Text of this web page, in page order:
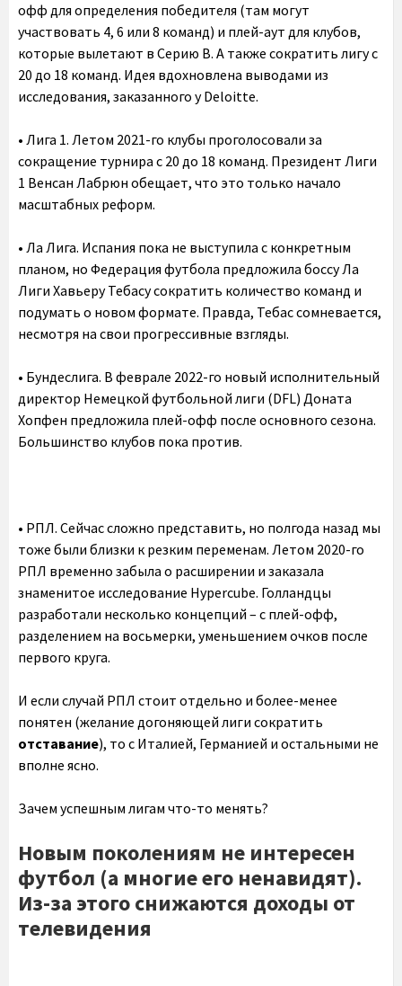
офф для определения победителя (там могут
участвовать 4, 6 или 8 команд) и плей-аут для клубов,
которые вылетают в Серию B. А также сократить лигу с
20 до 18 команд. Идея вдохновлена выводами из
исследования, заказанного у Deloitte.
• Лига 1. Летом 2021-го клубы проголосовали за
сокращение турнира с 20 до 18 команд. Президент Лиги
1 Венсан Лабрюн обещает, что это только начало
масштабных реформ.
• Ла Лига. Испания пока не выступила с конкретным
планом, но Федерация футбола предложила боссу Ла
Лиги Хавьеру Тебасу сократить количество команд и
подумать о новом формате. Правда, Тебас сомневается,
несмотря на свои прогрессивные взгляды.
• Бундеслига. В феврале 2022-го новый исполнительный
директор Немецкой футбольной лиги (DFL) Доната
Хопфен предложила плей-офф после основного сезона.
Большинство клубов пока против.
• РПЛ. Сейчас сложно представить, но полгода назад мы
тоже были близки к резким переменам. Летом 2020-го
РПЛ временно забыла о расширении и заказала
знаменитое исследование Hypercube. Голландцы
разработали несколько концепций – с плей-офф,
разделением на восьмерки, уменьшением очков после
первого круга.
И если случай РПЛ стоит отдельно и более-менее
понятен (желание догоняющей лиги сократить
отставание), то с Италией, Германией и остальными не
вполне ясно.
Зачем успешным лигам что-то менять?
Новым поколениям не интересен
футбол (а многие его ненавидят).
Из-за этого снижаются доходы от
телевидения